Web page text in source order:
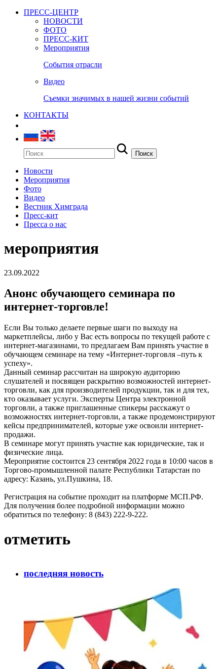
ПРЕСС-ЦЕНТР
НОВОСТИ
ФОТО
ПРЕСС-КИТ
Мероприятия
События отрасли
Видео
Съемки значимых в нашей жизни событий
КОНТАКТЫ
Новости
Мероприятия
Фото
Видео
Вестник Химграда
Пресс-кит
Пресса о нас
мероприятия
23.09.2022
Анонс обучающего семинара по
интернет-торговле!
Если Вы только делаете первые шаги по выходу на
маркетплейсы, либо у Вас есть вопросы по текущей работе с
интернет-магазинами, то предлагаем Вам принять участие в
обучающем семинаре на тему «Интернет-торговля –путь к
успеху».
Данный семинар рассчитан на широкую аудиторию
слушателей и посвящен раскрытию возможностей интернет-
торговли, как для производителей продукции, так и для тех,
кто оказывает услуги. Эксперты Центра электронной
торговли, а также приглашенные спикеры расскажут о
возможностях интернет-торговли, а также продемонстрируют
кейсы предпринимателей, которые уже освоили интернет-
продажи.
В семинаре могут принять участие как юридические, так и
физические лица.
Мероприятие состоится 23 сентября 2022 года в 10:00 часов в
Торгово-промышленной палате Республики Татарстан по
адресу: Казань, ул.Пушкина, 18.
Регистрация на событие проходит на платформе МСП.РФ.
Для получения более подробной информации можно
обратиться по телефону: 8 (843) 222-9-222.
отметить
последняя новость